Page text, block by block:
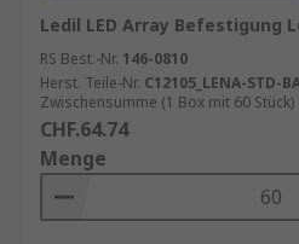
Ledil LED Array Befestigung
RS Best.-Nr. 146-0810
Herst. Teile-Nr. C12105_LENA-STD-
Zwischensumme (1 Box mit 60 Stück)
CHF.64.74
Menge